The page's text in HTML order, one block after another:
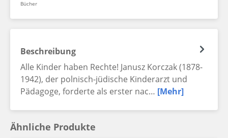
Bücher
Beschreibung
Alle Kinder haben Rechte! Janusz Korczak (1878-
1942), der polnisch-jüdische Kinderarzt und
Pädagoge, forderte als erster nac… [Mehr]
Ähnliche Produkte